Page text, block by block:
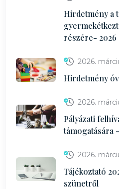
Hirdetmény a
részére- 2026
2026.
Hirdetmény
2026.
Pályázati
támogatására
2026.
Tájékoztató
szünetről